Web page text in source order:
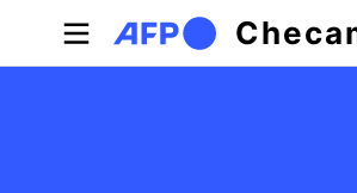
Pular para o conteúdo principal